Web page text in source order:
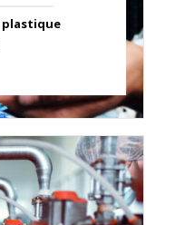
plastique